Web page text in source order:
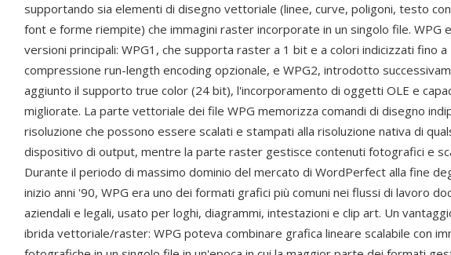
supportando sia elementi di disegno vettoriale (linee, curve, poligoni, testo
font e forme riempite) che immagini raster incorporate in un singolo file. WPG
versioni principali: WPG1, che supporta raster a 1 bit e a colori indicizzati fino
compressione run-length encoding opzionale, e WPG2, introdotto
aggiunto il supporto true color (24 bit), l'incorporamento di oggetti OLE e
migliorate. La parte vettoriale dei file WPG memorizza comandi di disegno
risoluzione che possono essere scalati e stampati alla risoluzione nativa di
dispositivo di output, mentre la parte raster gestisce contenuti fotografici e
Durante il periodo di massimo dominio del mercato di WordPerfect alla fine
inizio anni '90, WPG era uno dei formati grafici più comuni nei flussi di lavoro
aziendali e legali, usato per loghi, diagrammi, intestazioni e clip art. Un
ibrida vettoriale/raster: WPG poteva combinare grafica lineare scalabile con